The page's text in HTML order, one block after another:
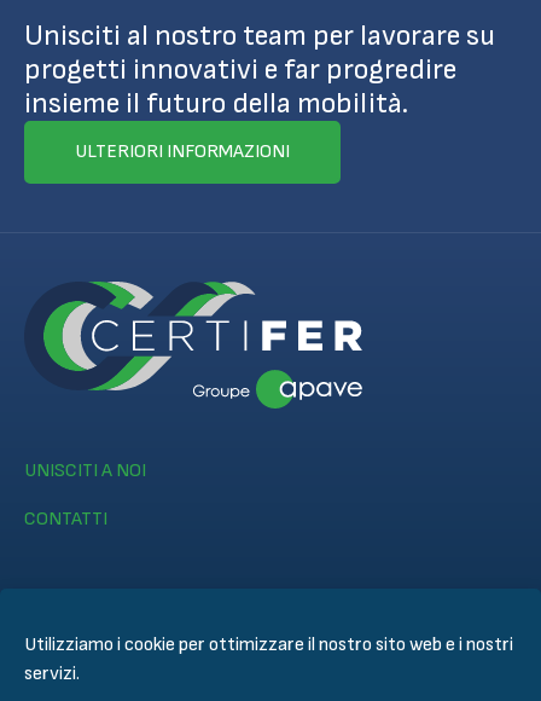
Utilizziamo i cookie per ottimizzare il nostro sito web e i nostri
servizi.
Unisciti al nostro team per lavorare su
progetti innovativi e far progredire
insieme il futuro della mobilità.
ULTERIORI INFORMAZIONI
UNISCITI A NOI
CONTATTI